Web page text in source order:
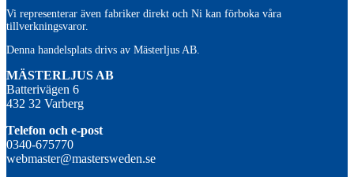
Vi representerar även fabriker direkt och Ni kan förboka våra
tillverkningsvaror.
Denna handelsplats drivs av Mästerljus AB.
MÄSTERLJUS AB
Batterivägen 6
432 32 Varberg
Telefon och e-post
0340-675770
webmaster@mastersweden.se